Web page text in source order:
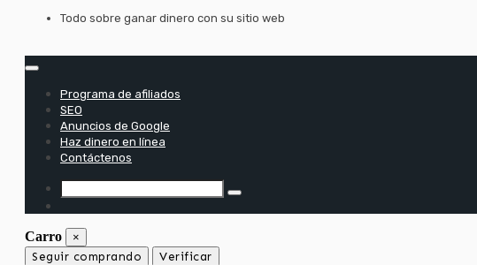
saltar
Todo sobre ganar dinero con su sitio web
Programa de afiliados
SEO
Anuncios de Google
Haz dinero en línea
Contáctenos
Carro ×
Seguir comprando Verificar